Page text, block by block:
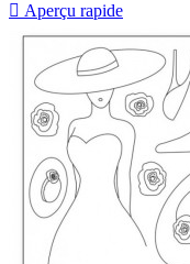
 Aperçu rapide